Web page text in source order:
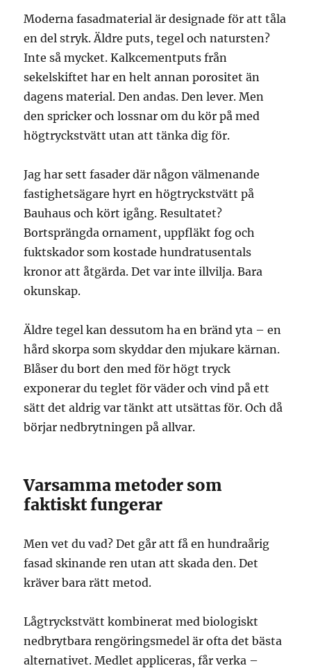
Moderna fasadmaterial är designade för att tåla
en del stryk. Äldre puts, tegel och natursten?
Inte så mycket. Kalkcementputs från
sekelskiftet har en helt annan porositet än
dagens material. Den andas. Den lever. Men
den spricker och lossnar om du kör på med
högtryckstvätt utan att tänka dig för.
Jag har sett fasader där någon välmenande
fastighetsägare hyrt en högtryckstvätt på
Bauhaus och kört igång. Resultatet?
Bortsprängda ornament, uppfläkt fog och
fuktskador som kostade hundratusentals
kronor att åtgärda. Det var inte illvilja. Bara
okunskap.
Äldre tegel kan dessutom ha en bränd yta – en
hård skorpa som skyddar den mjukare kärnan.
Blåser du bort den med för högt tryck
exponerar du teglet för väder och vind på ett
sätt det aldrig var tänkt att utsättas för. Och då
börjar nedbrytningen på allvar.
Varsamma metoder som
faktiskt fungerar
Men vet du vad? Det går att få en hundraårig
fasad skinande ren utan att skada den. Det
kräver bara rätt metod.
Lågtryckstvätt kombinerat med biologiskt
nedbrytbara rengöringsmedel är ofta det bästa
alternativet. Medlet appliceras, får verka –